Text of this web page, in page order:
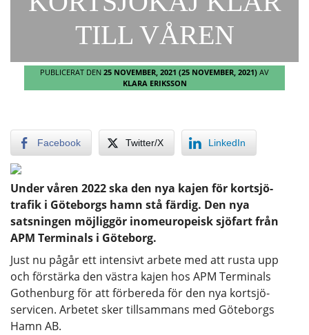
TILL VÅREN
PUBLICERAT DEN 25 NOVEMBER, 2021 (25 NOVEMBER, 2021) AV
KLARA ERIKSSON
Facebook Twitter/X LinkedIn
Under våren 2022 ska den nya kajen för kortsjö-
trafik i Göteborgs hamn stå färdig. Den nya
satsningen möjliggör inomeuropeisk sjöfart från
APM Terminals i Göteborg.
Just nu pågår ett intensivt arbete med att rusta upp
och förstärka den västra kajen hos APM Terminals
Gothenburg för att förbereda för den nya kortsjö-
servicen. Arbetet sker tillsammans med Göteborgs
Hamn AB.